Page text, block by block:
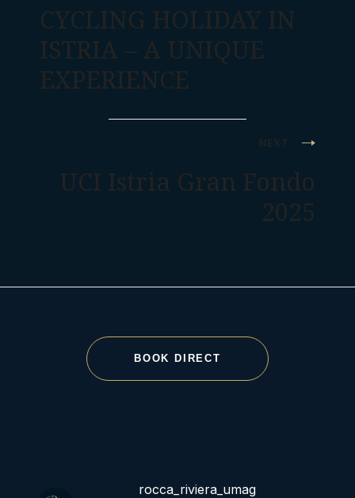
navigation
CYCLING HOLIDAY IN
ISTRIA – A UNIQUE
EXPERIENCE
NEXT
UCI Istria Gran Fondo
2025
BOOK DIRECT
rocca_riviera_umag